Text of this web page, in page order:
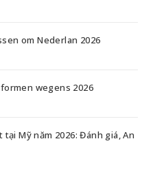
om Nederlan 2026
wegens 2026
Mỹ năm 2026: Đánh giá, An